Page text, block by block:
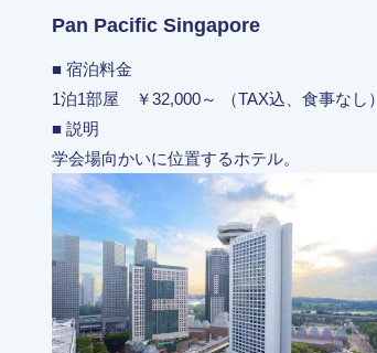
Pan Pacific Singapore
■ 宿泊料金
1泊1部屋 ￥32,000～ （TAX込、食事なし）
■ 説明
学会場向かいに位置するホテル。